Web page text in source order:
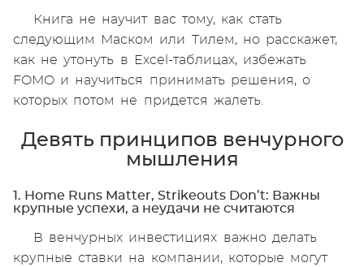
Книга не научит вас тому, как стать
следующим Маском или Тилем, но расскажет,
как не утонуть в Excel-таблицах, избежать
FOMO и научиться принимать решения, о
которых потом не придется жалеть.
Девять принципов венчурного
мышления
1. Home Runs Matter, Strikeouts Don’t: Важны
крупные успехи, а неудачи не считаются
В венчурных инвестициях важно делать
крупные ставки на компании, которые могут